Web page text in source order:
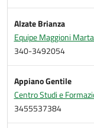
Alzate Brianza
Equipe Maggioni
340-3492054
Appiano Gentile
Centro Studi e
3455537384